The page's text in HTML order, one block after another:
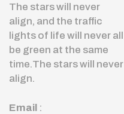
The stars will never
align, and the traffic
lights of life will never all
be green at the same
time.The stars will never
align.
Email :